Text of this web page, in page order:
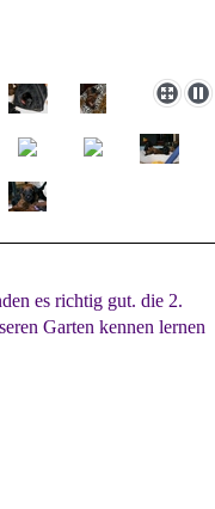
es richtig gut. die 2.
Garten kennen lernen